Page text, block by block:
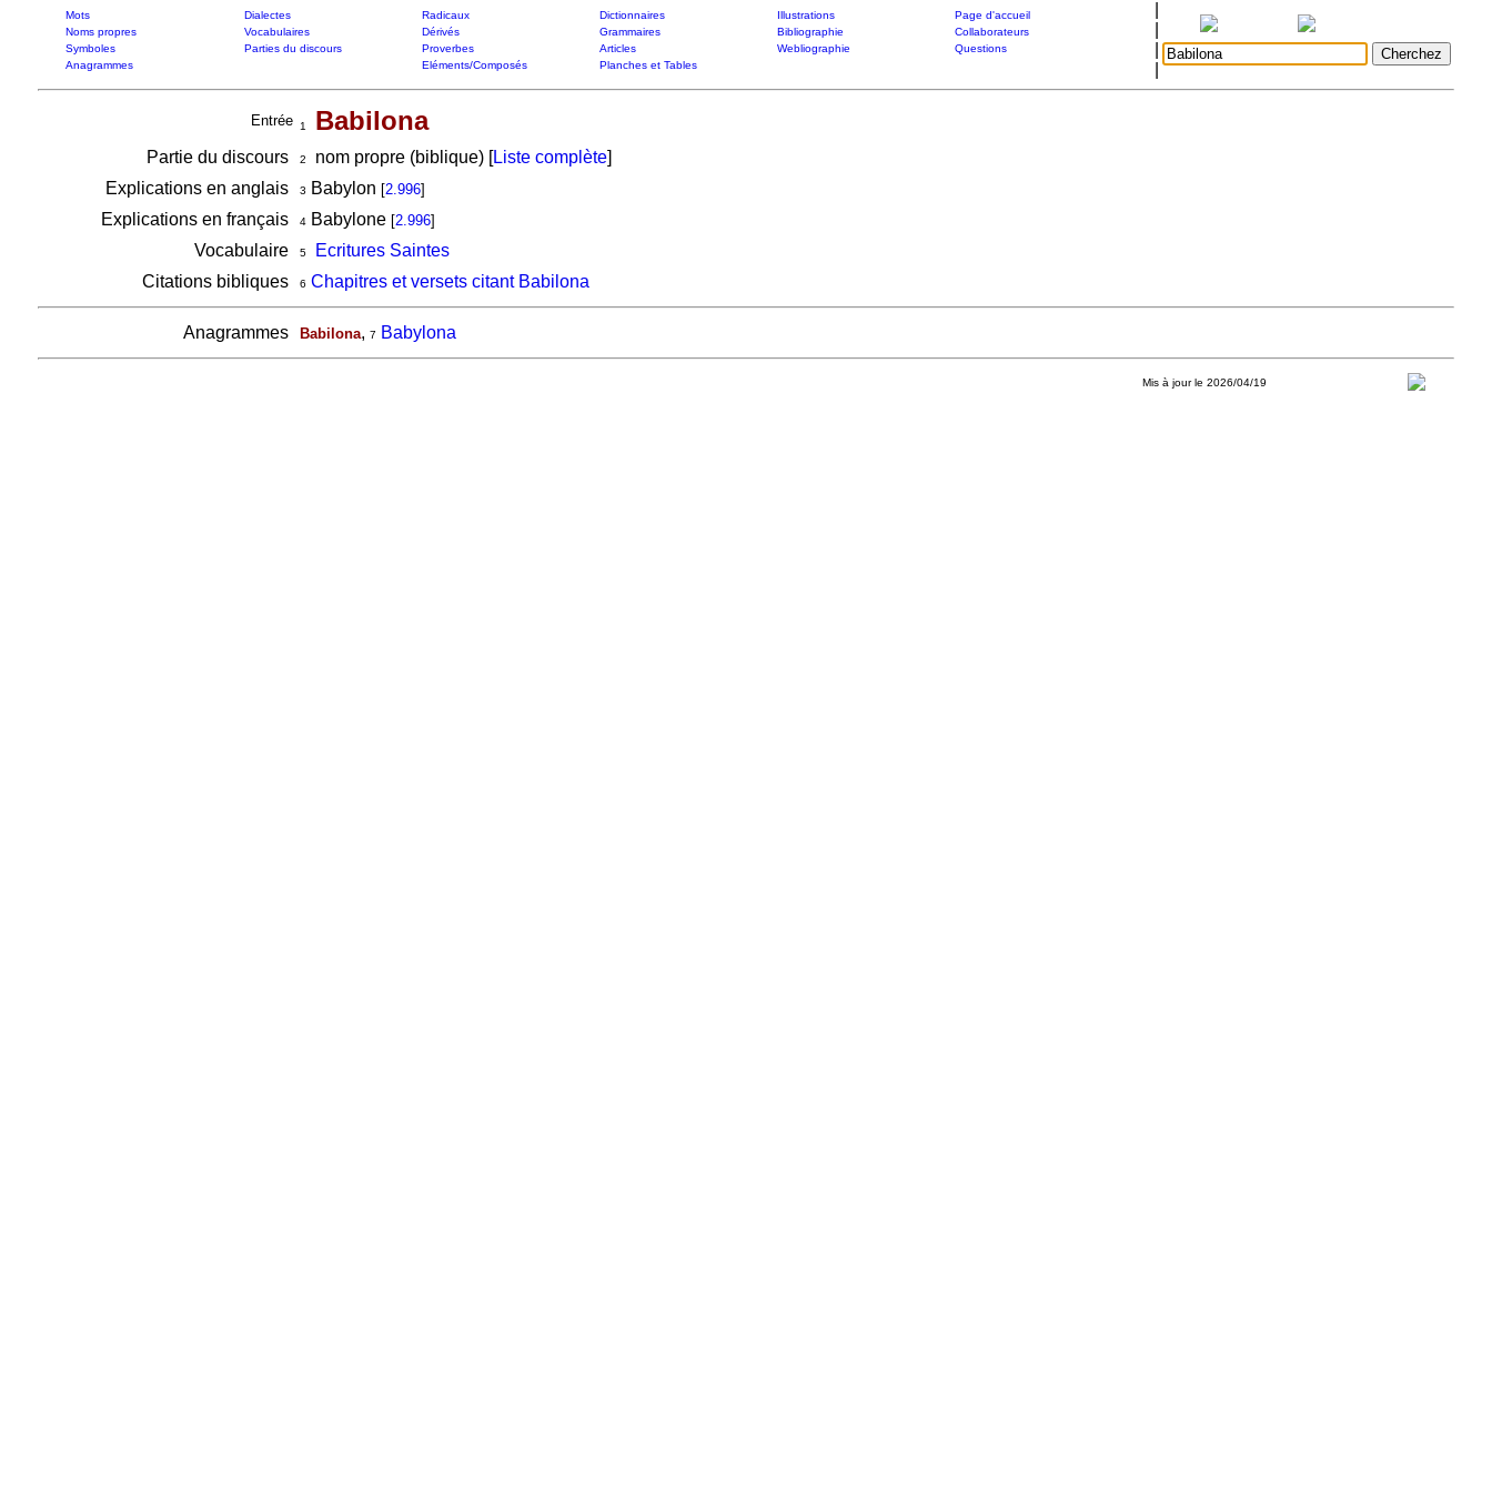
Mots Dialectes Radicaux Dictionnaires Illustrations
Page d'accueil
Noms propres
Vocabulaires Dérivés Grammaires Bibliographie
Collaborateurs
Symboles
Parties du discours Proverbes Articles Webliographie
Questions
Anagrammes
Eléments/Composés Planches et Tables
Entrée 1 Babilona
Partie du discours 2 nom propre (biblique) [Liste complète]
Explications en anglais
3 Babylon [2.996]
Explications en français 4Babylone [2.996]
Vocabulaire 5
Ecritures Saintes
Citations bibliques
6 Chapitres et versets citant Babilona
Anagrammes Babilona, 7 Babylona
Mis à jour le 2026/04/19